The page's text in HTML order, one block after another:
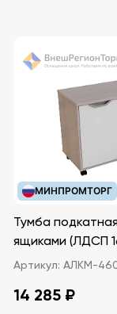
МИНПРОМТОРГ
Тумба
ящиками
Артикул: АЛКМ-
14 285 ₽